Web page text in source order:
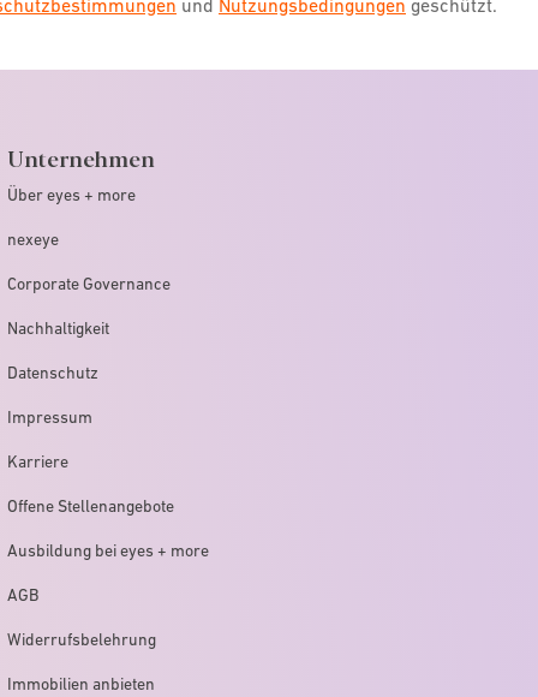
Unternehmen
Über eyes + more
nexeye
Corporate Governance
Nachhaltigkeit
Datenschutz
Impressum
Karriere
Offene Stellenangebote
Ausbildung bei eyes + more
AGB
Widerrufsbelehrung
Immobilien anbieten